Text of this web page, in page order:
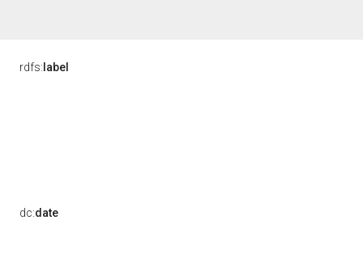
rdfs: label
dc:date